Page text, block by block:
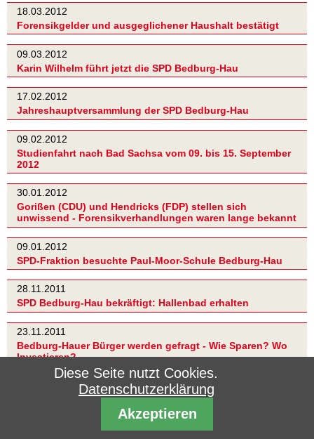
18.03.2012
Forensikgelder und ausgeglichener Haushalt bestätigt
09.03.2012
Karin Wilhelm führt jetzt die SPD Bedburg-Hau
17.02.2012
Jahreshauptversammlung der SPD Bedburg-Hau
09.02.2012
Studienfahrt nach Bad Sachsa vom 09. bis 15. September
2012
30.01.2012
Gorißen (CDU) und Hendricks (FDP) stellen sich
unwissend - Forensikverhandlungen waren lange bekannt
09.01.2012
SPD-Fraktion besuchte Paul-Moor-Schule Bedburg-Hau
28.11.2011
SPD Bedburg-Hau bekräftigt: Hallenbad erhalten
23.11.2011
Bedburg-Hauer Bürger werden gefragt - Wie Sparen? Wo
Investieren?
SPD Bedburg-Hau ruft zur Beteiligung an der
Diese Seite nutzt Cookies.
Datenschutzerklärung
Akzeptieren